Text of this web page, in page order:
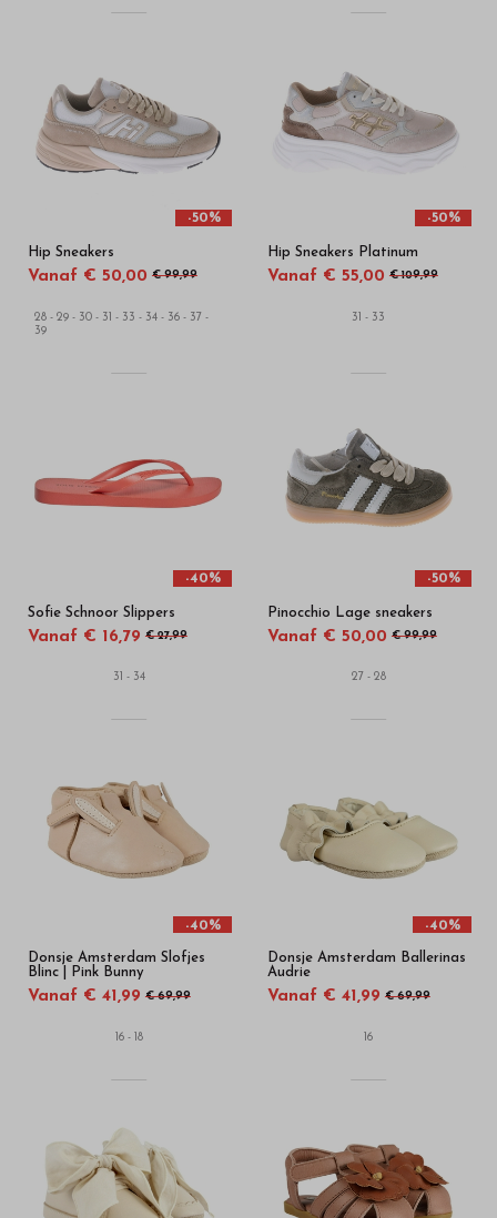
-50%
Hip Sneakers
Vanaf € 50,00 € 99,99
28 - 29 - 30 - 31 - 33 - 34 - 36 - 37 -
39
-50%
Hip Sneakers Platinum
Vanaf € 55,00 € 109,99
31 - 33
-40%
Sofie Schnoor Slippers
Vanaf € 16,79 € 27,99
31 - 34
-50%
Pinocchio Lage sneakers
Vanaf € 50,00 € 99,99
27 - 28
-40%
Donsje Amsterdam Slofjes
Blinc | Pink Bunny
Vanaf € 41,99 € 69,99
16 - 18
-40%
Donsje Amsterdam Ballerinas
Audrie
Vanaf € 41,99 € 69,99
16